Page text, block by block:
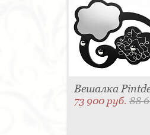
Вешалка
73 900 руб.88